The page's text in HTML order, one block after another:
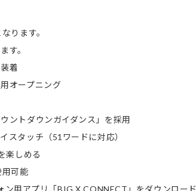
ります。
す。
着
オープニング
ントダウンガイダンス」を採用
スタッチ（51ワードに対応）
楽しめる
用可能